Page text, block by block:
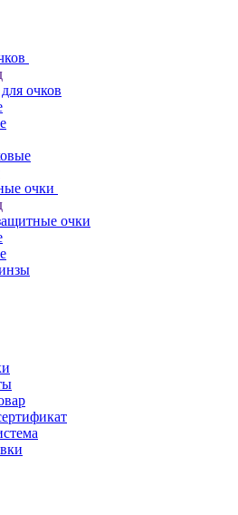
очков
очки
очки